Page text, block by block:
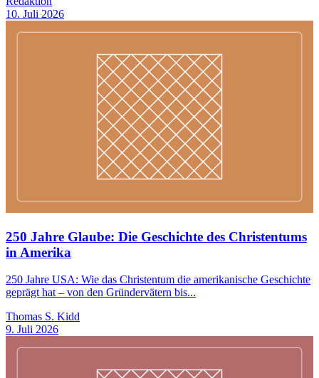
10. Juli 2026
250 Jahre Glaube: Die Geschichte des Christentums
in Amerika
250 Jahre USA: Wie das Christentum die amerikanische Geschichte
geprägt hat – von den Gründervätern bis...
Thomas S. Kidd
9. Juli 2026